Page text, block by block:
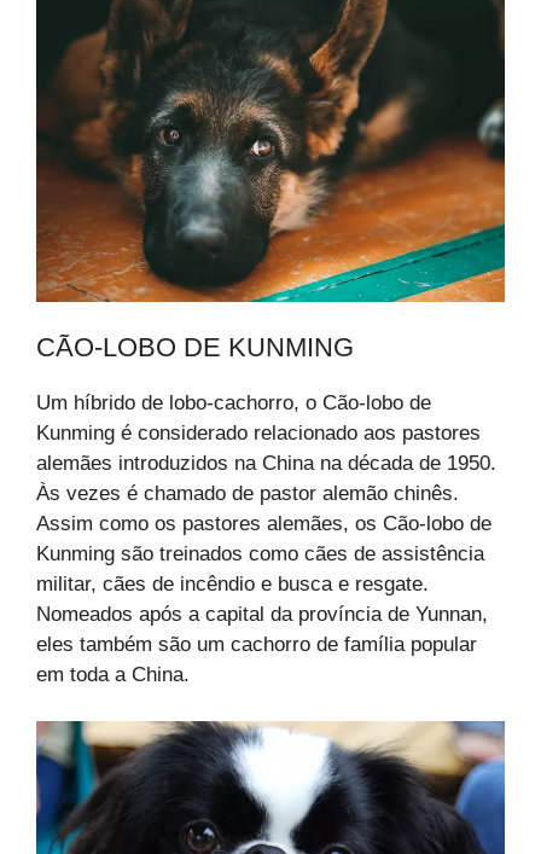
CÃO-LOBO DE KUNMING
Um híbrido de lobo-cachorro, o Cão-lobo de
Kunming é considerado relacionado aos pastores
alemães introduzidos na China na década de 1950.
Às vezes é chamado de pastor alemão chinês.
Assim como os pastores alemães, os Cão-lobo de
Kunming são treinados como cães de assistência
militar, cães de incêndio e busca e resgate.
Nomeados após a capital da província de Yunnan,
eles também são um cachorro de família popular
em toda a China.